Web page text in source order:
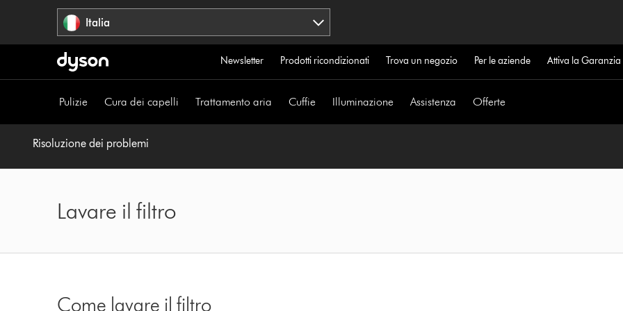
Italia
Newsletter Prodotti ricondizionati Trova un negozio Per le aziende Attiva la
Pulizie Cura dei capelli Trattamento aria Cuffie Illuminazione Assistenza Offerte
Risoluzione dei problemi
Lavare il filtro
Come lavare il filtro